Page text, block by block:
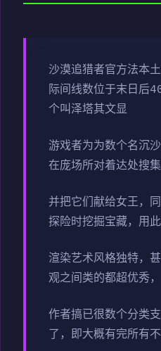
沙漠追猎者官方法本
际间线数位于末日后
个叫泽塔其文显
游戏者为为数个名沉
在庞场所对着达处搜集
并把它们献给女王，
探险时挖掘宝藏，用此
渲染艺术风格独特，
观之间类的都超优秀，
作者搞已很数个分类
了，即大概有完所有